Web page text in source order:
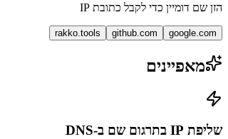
הזן שם דומיין כדי לקבל כתובת IP
google.com
github.com
rakko.tools
מאפיינים
שליפת IP בתרגום שם ב-DNS